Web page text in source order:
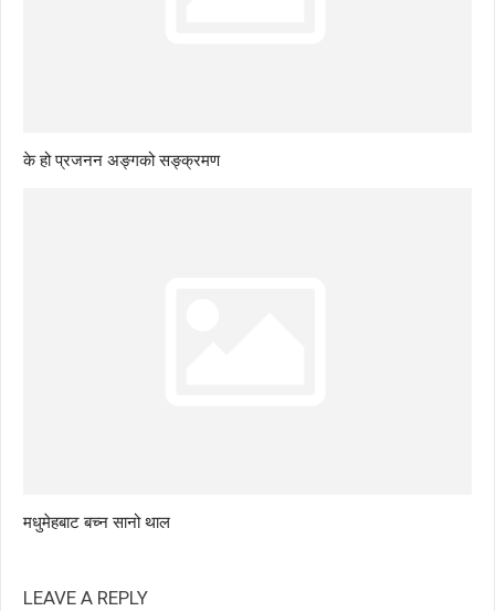
के हो प्रजनन अङ्गको सङ्क्रमण
मधुमेहबाट बच्न सानो थाल
LEAVE A REPLY